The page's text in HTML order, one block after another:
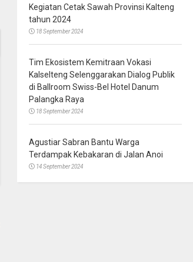
Kegiatan Cetak Sawah Provinsi Kalteng
tahun 2024
18 September 2024
Tim Ekosistem Kemitraan Vokasi
Kalselteng Selenggarakan Dialog Publik
di Ballroom Swiss-Bel Hotel Danum
Palangka Raya
18 September 2024
Agustiar Sabran Bantu Warga
Terdampak Kebakaran di Jalan Anoi
14 September 2024